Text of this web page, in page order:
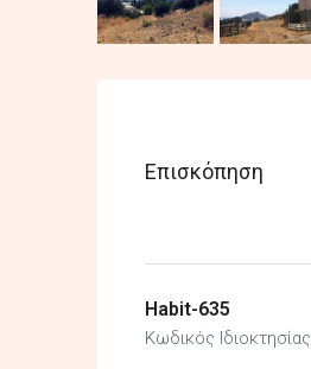
Επισκόπηση
Habit-635
Κωδικός Ιδιοκτησίας